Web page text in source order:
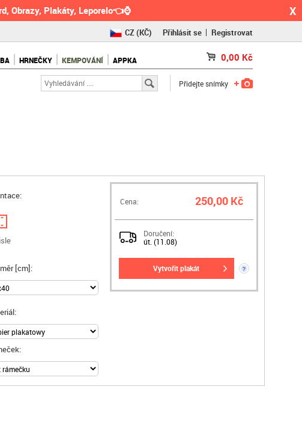
Obrazy, Plakáty, Leporelo👈⌚ X
CZ(KČ)
RO(RON)
Přihlásit se Registrovat
HRNEČKY KEMPOVÁNÍ APPKA 0,00 Kč
Přidejte snímky
[cm]:
Cena: 250,00 Kč
Doručení:
út. (11.08)
vytvořit plakát ?